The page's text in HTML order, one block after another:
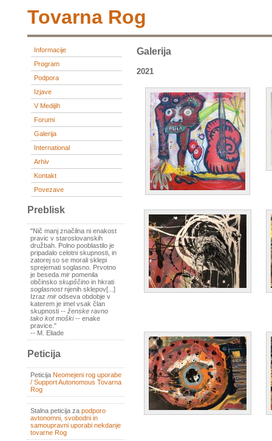
Tovarna Rog
Informacije
Program
Podpora
Izjave
V Medijih
Forumi
Galerija
International
Arhiv
Kontakt
Povezave
Preblisk
"Nič manj značilna ni enakost
pravic v staroslovanskih
družbah. Polno pooblastilo je
pripadalo celotni skupnosti, in
zatorej so se morali sklepi
sprejemati soglasno. Prvotno
je beseda mir pomenila
občinsko skupščino in hkrati
soglasnostnjenih sklepov[...]
Izraz mir odseva obdobje v
katerem je imel vsak član
skupnosti -- ženske ravno
tako kot moški-- enake
pravice."
-- M. Eliade
Peticija
Peticija Neomejeni rog uporabe
/ Support Autonomous Tovarna
Rog
Stalna peticija za podporo
avtonomni, svobodni in
samoupravni uporabi nekdanje
tovarne Rog
Galerija
2021